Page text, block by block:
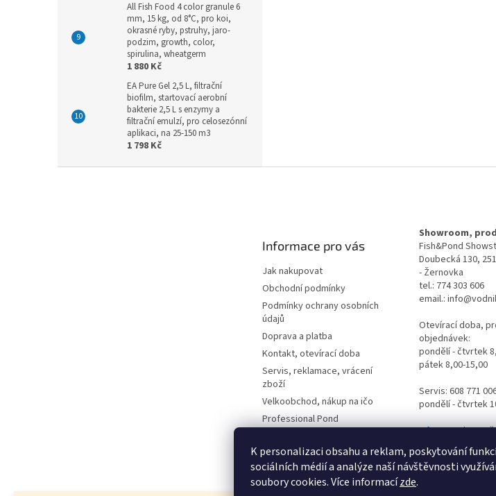
K personalizaci obsahu a reklam, poskytování
sociálních médií a analýze naší návštěvnosti
soubory cookies. Více informacízde.
All Fish Food 4 color granule 6
mm, 15 kg, od 8°C, pro koi,
okrasné ryby, pstruhy, jaro-
podzim, growth, color,
spirulina, wheatgerm
1 880 Kč
EA Pure Gel 2,5 L, filtrační
biofilm, startovací aerobní
bakterie 2,5 L s enzymy a
filtrační emulzí, pro celosezónní
aplikaci, na 25-150 m3
1 798 Kč
Informace pro vás
Jak nakupovat
Obchodní podmínky
Podmínky ochrany osobních
údajů
Doprava a platba
Kontakt, otevírací doba
Servis, reklamace, vrácení
zboží
Velkoobchod, nákup na ičo
Professional Pond
Dotazy a odpovědi
Kontaktní formulář
Showroom,
Fish&Pond
Doubecká 130,
- Žernovka
tel.: 774 303 606
email.:
Otevírací doba,
objednávek:
pondělí - čtvrtek
pátek 8,00-15,00
Servis: 608 771
pondělí - čtvrtek
Informace ke